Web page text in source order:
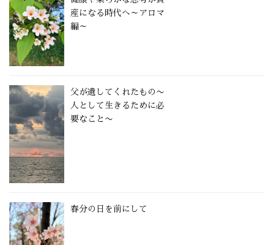
産になる時代へ～アロマ
編～
父が遺してくれたもの〜
人として生きるために必
要なこと〜
春分の日を前にして